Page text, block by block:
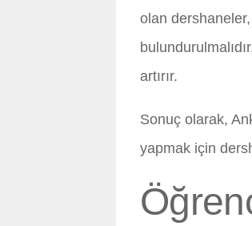
olan
artırır.
Sonuç olarak,
yapmak için